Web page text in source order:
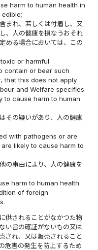
harm to human health in
まれ、若しくは付着し、又
、人の健康を損なうおそれ
める場合においては、この
or harmful
contain or bear such
that this does not apply
and Welfare specifies
to cause harm to human
その疑いがあり、人の健康
with pathogens or are
likely to cause harm to
の事由により、人の健康を
harm to human health
of foreign
供されることがなかつた物
い旨の確証がないもの又は
され、又は販売されること
危害の発生を防止するため